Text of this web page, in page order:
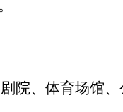
院、体育场馆